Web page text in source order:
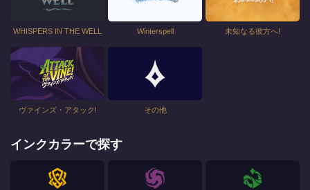
WHISPERS IN THE WELL Winterspell 未知なる彼方へ!
ヴァインズ・アタック! その他
インクカラーで探す